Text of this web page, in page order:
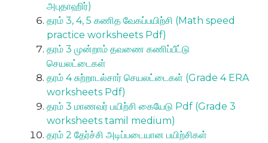
அபுதாஹிர்)
தரம் 3, 4, 5 கணித வேகப்பயிற்சி (Math speed
practice worksheets Pdf)
தரம் 3 முன்றாம் தவணை கணிப்பீட்டு
செயலட்டைகள்
தரம் 4 சுற்றாடல்சார் செயலட்டைகள் (Grade 4 ERA
worksheets Pdf)
தரம் 3 மாணவர் பயிற்சி கையேடு Pdf (Grade 3
worksheets tamil medium)
தரம் 2 தேர்ச்சி அடிப்படையான பயிற்சிகள்